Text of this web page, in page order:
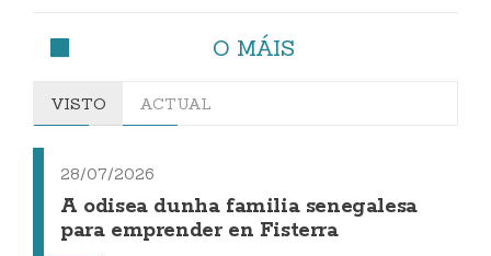
O MÁIS
VISTO ACTUAL
28/07/2026
A odisea dunha familia senegalesa
para emprender en Fisterra